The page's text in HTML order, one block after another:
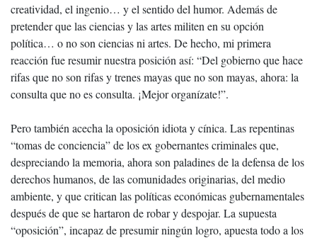
creatividad, el ingenio… y el sentido del humor. Además de
pretender que las ciencias y las artes militen en su opción
política… o no son ciencias ni artes. De hecho, mi primera
reacción fue resumir nuestra posición así: “Del gobierno que hace
rifas que no son rifas y trenes mayas que no son mayas, ahora: la
consulta que no es consulta. ¡Mejor organízate!”.
Pero también acecha la oposición idiota y cínica. Las repentinas
“tomas de conciencia” de los ex gobernantes criminales que,
despreciando la memoria, ahora son paladines de la defensa de los
derechos humanos, de las comunidades originarias, del medio
ambiente, y que critican las políticas económicas gubernamentales
después de que se hartaron de robar y despojar. La supuesta
“oposición”, incapaz de presumir ningún logro, apuesta todo a los